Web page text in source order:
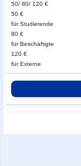
50/ 80/ 120 €
50 €
für Studierende
80 €
für Beschäftigte
120 €
für Externe